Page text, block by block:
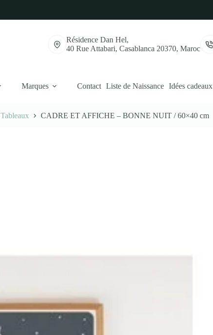
Résidence Dan Hel,
40 Rue Attabari, Casablanca 20370, Maroc
Marques Contact Liste de Naissance Idées cadeaux
Tableaux CADRE ET AFFICHE – BONNE NUIT / 60×40 cm